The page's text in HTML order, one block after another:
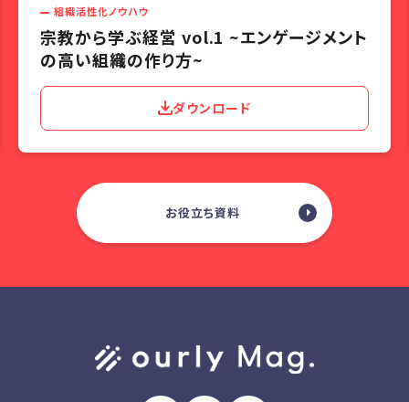
組織活性化ノウハウ
宗教から学ぶ経営 vol.1 ~エンゲージメント
の高い組織の作り方~
ダウンロード
お役立ち資料